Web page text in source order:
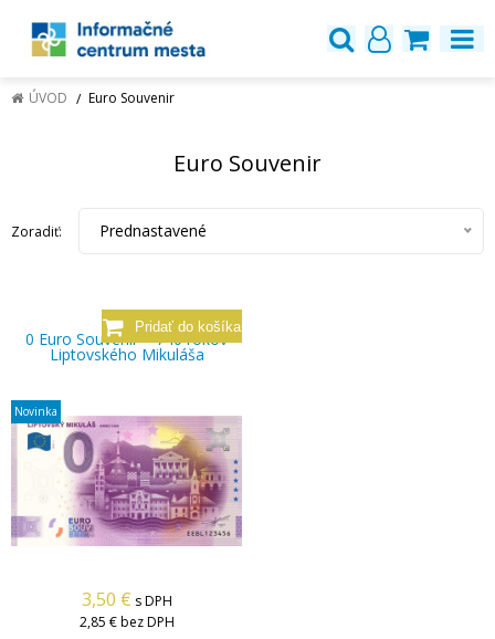
ÚVOD Euro Souvenir
Euro Souvenir
Zoradiť: Prednastavené
0 Euro Souvenir – 740 rokov
Liptovského Mikuláša
Novinka
3,50 € s DPH
2,85 € bez DPH